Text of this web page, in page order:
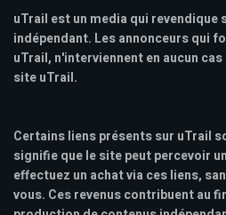
uTrail est un media qui revendique
indépendant. Les annonceurs qui
uTrail, n'interviennent en aucun
site uTrail.
Certains liens présents sur uTrail
signifie que le site peut percevoir
effectuez un achat via ces liens,
vous. Ces revenus contribuent au